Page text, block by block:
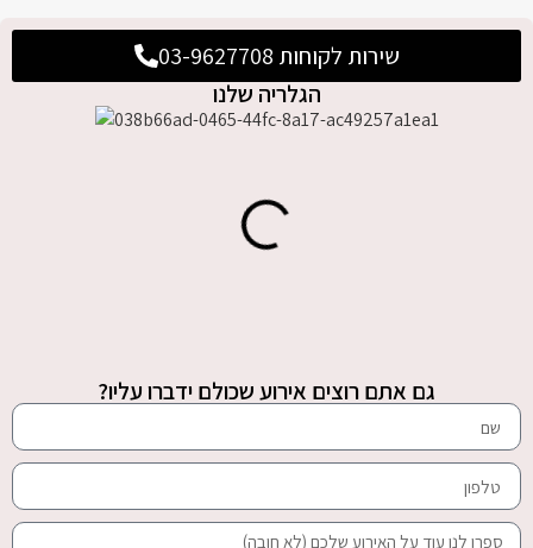
שירות לקוחות 03-9627708
הגלריה שלנו
גם אתם רוצים אירוע שכולם ידברו עליו?